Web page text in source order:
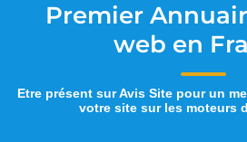
Premier
web en
Etre présent sur Avis Site pour un
votre site sur les moteurs